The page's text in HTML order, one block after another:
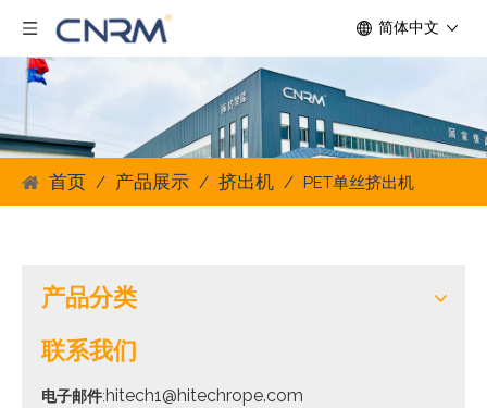
简体中文
首页 / 产品展示 / 挤出机 / PET单丝挤出机
产品分类
联系我们
电子邮件:hitech1@hitechrope.com